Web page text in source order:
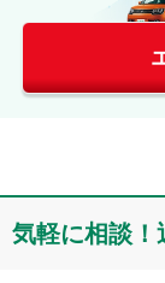
気軽に相談！